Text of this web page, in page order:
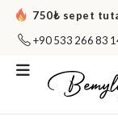
750₺ sepet
+90 533 266 83